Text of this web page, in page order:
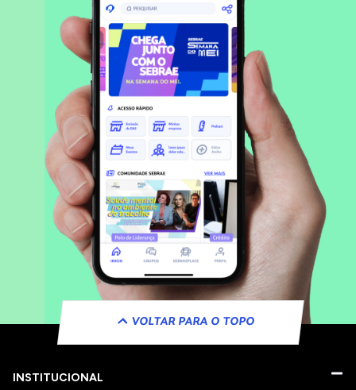
VOLTAR PARA O TOPO
INSTITUCIONAL